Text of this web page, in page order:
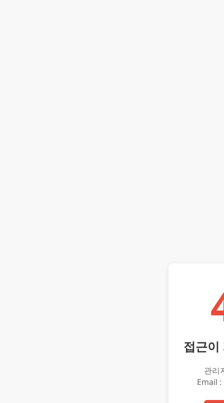
접근이
관리
Email